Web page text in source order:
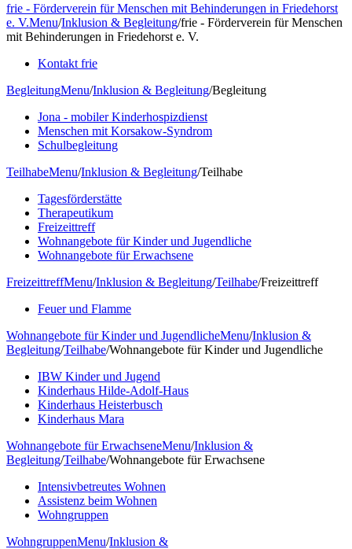
frie - Förderverein für Menschen mit Behinderungen in Friedehorst
e. V.Menu/Inklusion & Begleitung/frie - Förderverein für Menschen
mit Behinderungen in Friedehorst e. V.
Kontakt frie
BegleitungMenu/Inklusion & Begleitung/Begleitung
Jona - mobiler Kinderhospizdienst
Menschen mit Korsakow-Syndrom
Schulbegleitung
TeilhabeMenu/Inklusion & Begleitung/Teilhabe
Tagesförderstätte
Therapeutikum
Freizeittreff
Wohnangebote für Kinder und Jugendliche
Wohnangebote für Erwachsene
FreizeittreffMenu/Inklusion & Begleitung/Teilhabe/Freizeittreff
Feuer und Flamme
Wohnangebote für Kinder und JugendlicheMenu/Inklusion &
Begleitung/Teilhabe/Wohnangebote für Kinder und Jugendliche
IBW Kinder und Jugend
Kinderhaus Hilde-Adolf-Haus
Kinderhaus Heisterbusch
Kinderhaus Mara
Wohnangebote für ErwachseneMenu/Inklusion &
Begleitung/Teilhabe/Wohnangebote für Erwachsene
Intensivbetreutes Wohnen
Assistenz beim Wohnen
Wohngruppen
WohngruppenMenu/Inklusion &